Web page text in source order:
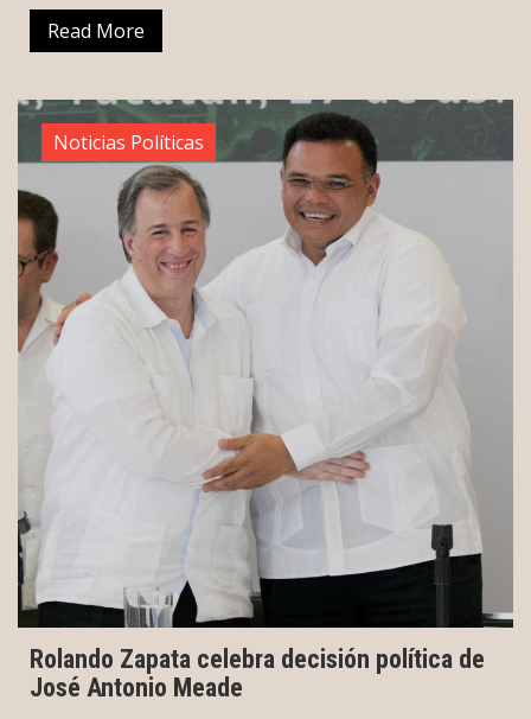
Read More
Noticias Políticas
Rolando Zapata celebra decisión política de
José Antonio Meade